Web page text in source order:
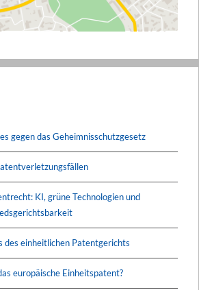
gegen das Geheimnisschutzgesetz
KI, grüne Technologien und
des einheitlichen Patentgerichts
europäische Einheitspatent?